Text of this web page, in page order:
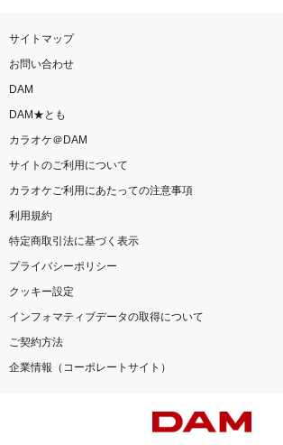
サイトマップ
お問い合わせ
DAM
DAM★とも
カラオケ＠DAM
サイトのご利用について
カラオケご利用にあたっての注意事項
利用規約
特定商取引法に基づく表示
プライバシーポリシー
クッキー設定
インフォマティブデータの取得について
ご契約方法
企業情報（コーポレートサイト）